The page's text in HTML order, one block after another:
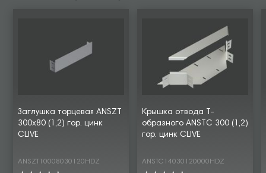
Заглушка торцевая ANSZT
300х80 (1,2) гор. цинк
CLIVE
ANSZT10008030120HDZ
Крышка отвода Т-
образного ANSTC 300 (1,2)
гор. цинк CLIVE
ANSTC14030120000HDZ